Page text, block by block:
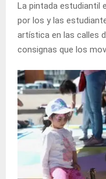
La pintada estudiantil
por los y las
artística en las calles
consignas que los